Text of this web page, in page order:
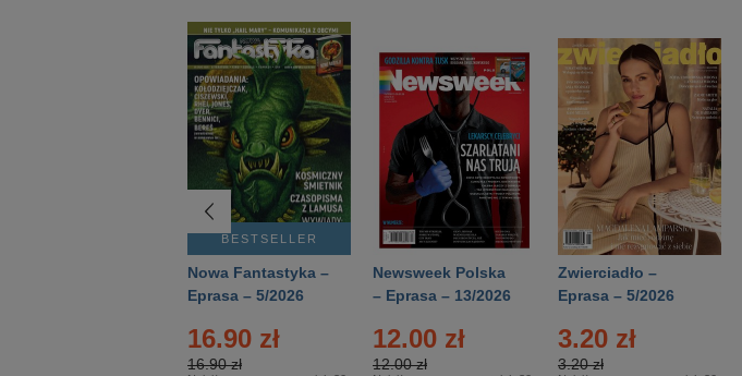
BESTSELLER
Nowa Fantastyka –
Eprasa – 5/2026
16.90 zł
16.90 zł
Newsweek Polska
– Eprasa – 13/2026
12.00 zł
12.00 zł
Zwierciadło –
Eprasa – 5/2026
3.20 zł
3.20 zł